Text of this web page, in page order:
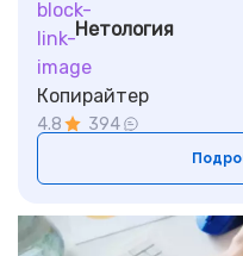
Нетология
Копирайтер
4.8 394